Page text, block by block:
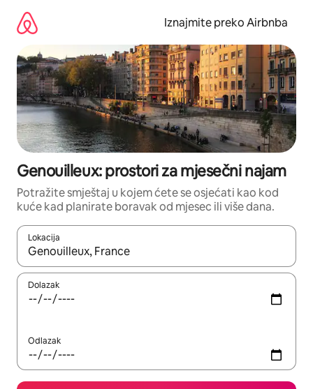
sadržaj
Iznajmite preko Airbnba
Genouilleux: prostori za mjesečni najam
Potražite smještaj u kojem ćete se osjećati kao kod
kuće kad planirate boravak od mjesec ili više dana.
Lokacija
Kada budu dostupni rezultati, moći ćete ih pregledati
Dolazak
Odlazak